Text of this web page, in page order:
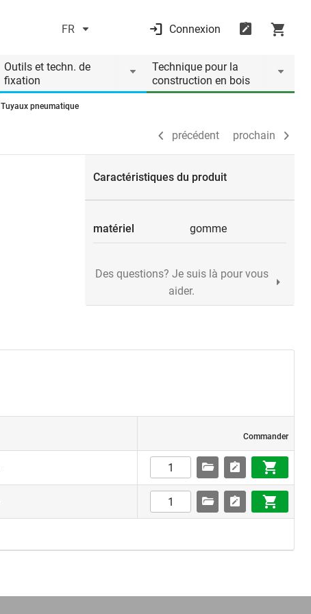
FR Connexion
Outils et techn. de
fixation
Technique pour la
construction en bois
Tuyaux pneumatique
précédent prochain
précédent prochain
Caractéristiques du produit
matériel gomme
Des questions? Je suis là pour vous
aider.
Commander